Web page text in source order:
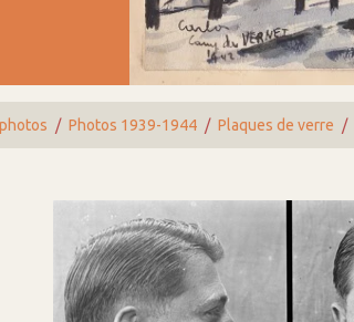
Photos 1939-1944 Plaques de verre